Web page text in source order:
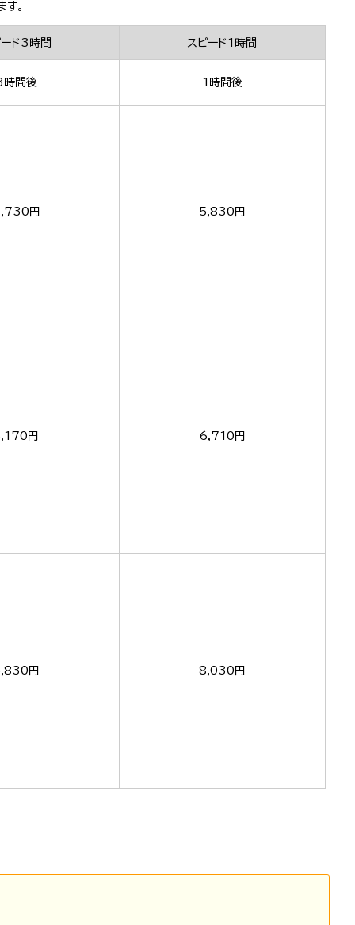
。
ド3時間 スピード1時間
間後 1時間後
円 5,830円
円 6,710円
円 8,030円